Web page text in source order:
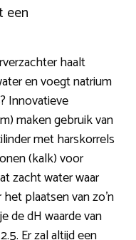
een
haalt
en voegt natrium
Innovatieve
maken gebruik van
met harskorrels
(kalk) voor
zacht water waar
plaatsen van zo’n
de dH waarde van
Er zal altijd een